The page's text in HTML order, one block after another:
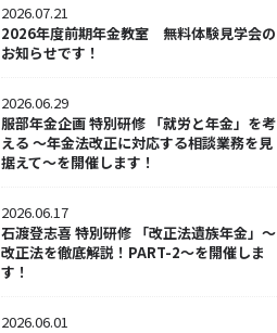
2026.07.21
2026年度前期年金教室 無料体験見学会の
お知らせです！
2026.06.29
服部年金企画 特別研修 「就労と年金」を考
える ～年金法改正に対応する相談業務を見
据えて～を開催します！
2026.06.17
石渡登志喜 特別研修 「改正法遺族年金」～
改正法を徹底解説！PART-2～を開催しま
す！
2026.06.01